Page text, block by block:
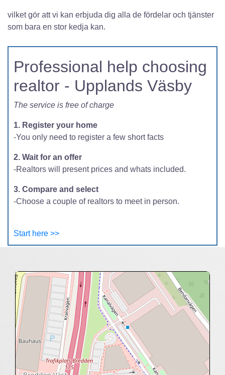
vilket gör att vi kan erbjuda dig alla de fördelar och tjänster
som bara en stor kedja kan.
Professional help choosing
realtor - Upplands Väsby
The service is free of charge
1. Register your home
-You only need to register a few short facts
2. Wait for an offer
-Realtors will present prices and whats included.
3. Compare and select
-Choose a couple of realtors to meet in person.
Start here >>